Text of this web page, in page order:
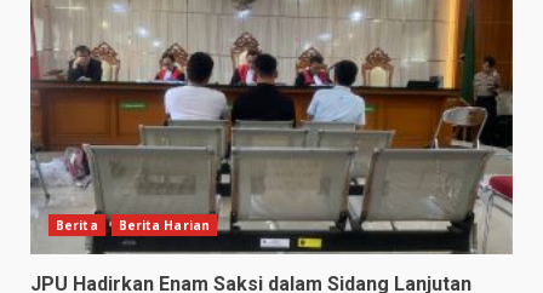
Berita Berita Harian
JPU Hadirkan Enam Saksi dalam Sidang Lanjutan